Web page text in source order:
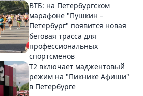
ВТБ: на Петербургском
марафоне "Пушкин –
Петербург" появится новая
беговая трасса для
профессиональных
спортсменов
Т2 включает маджентовый
режим на "Пикнике Афиши"
в Петербурге